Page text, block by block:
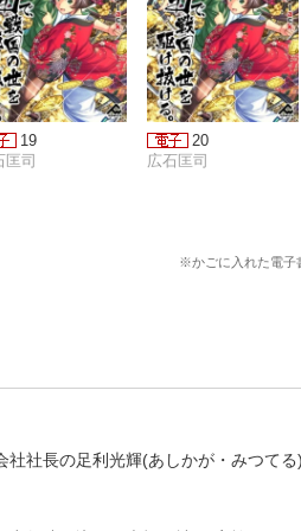
19
匡司
20
広石匡司
※かごに入れた電子
社長の足利光輝(あしかが・みつて